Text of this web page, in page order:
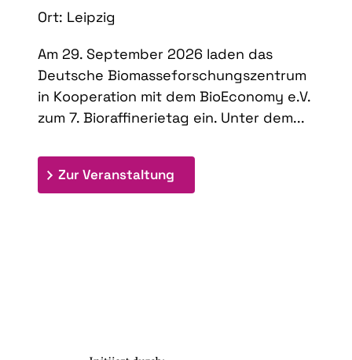
Ort: Leipzig
Am 29. September 2026 laden das
Deutsche Biomasseforschungszentrum
in Kooperation mit dem BioEconomy e.V.
zum 7. Bioraffinerietag ein. Unter dem...
Zur Veranstaltung